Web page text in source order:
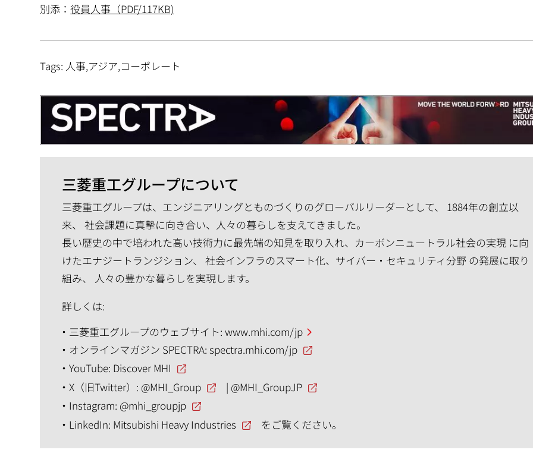
別添：役員人事（PDF/117KB)
Tags: 人事,アジア,コーポレート
三菱重工グループについて
三菱重工グループは、エンジニアリングとものづくりのグローバルリーダーとして、 1884年の創立以
来、 社会課題に真摯に向き合い、人々の暮らしを支えてきました。
長い歴史の中で培われた高い技術力に最先端の知見を取り入れ、カーボンニュートラル社会の実現 に向
けたエナジートランジション、 社会インフラのスマート化、サイバー・セキュリティ分野 の発展に取り
組み、 人々の豊かな暮らしを実現します。
詳しくは:
三菱重工グループのウェブサイト: www.mhi.com/jp
オンラインマガジン SPECTRA: spectra.mhi.com/jp
YouTube: Discover MHI
X（旧Twitter）: @MHI_Group | @MHI_GroupJP
Instagram: @mhi_groupjp
LinkedIn: Mitsubishi Heavy Industries をご覧ください。